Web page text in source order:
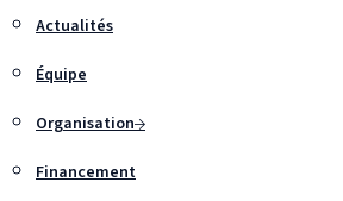
Actualités
Équipe
Organisation
Financement